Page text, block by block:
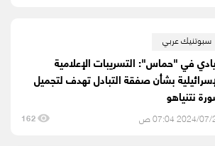
سبوتنيك عربي
في "حماس": التسريبات الإعلامية
بشأن صفقة التبادل تهدف لتجميل
نتنياهو
07/20 07:04 ص 162